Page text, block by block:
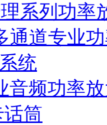
系列功率
通道专业
统
音频功率
话筒